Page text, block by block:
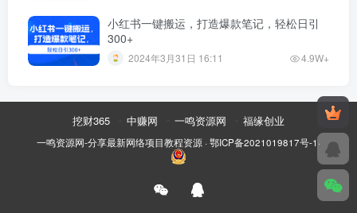
小红书一键搬运，打造爆款笔记，轻松日引
300+
2024年3月31日 16:11 4.9W+
挖财365 中赚网 一鸣资源网 福缘创业
一鸣资源网-分享最新网络项目教程资源 · 鄂ICP备2021019817号-1 ·